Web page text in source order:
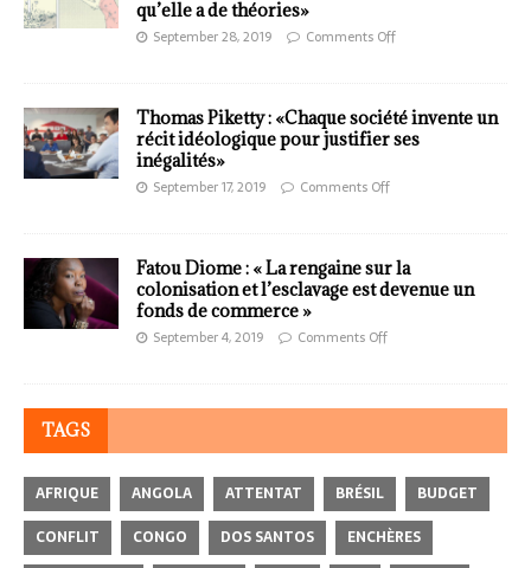
qu’elle a de théories»
September 28, 2019 Comments Off
Thomas Piketty : «Chaque société invente un
récit idéologique pour justifier ses
inégalités»
September 17, 2019 Comments Off
Fatou Diome : « La rengaine sur la
colonisation et l’esclavage est devenue un
fonds de commerce »
September 4, 2019 Comments Off
TAGS
AFRIQUE ANGOLA ATTENTAT BRÉSIL
BUDGET
CONFLIT
CONGO DOS SANTOS
ENCHÈRES